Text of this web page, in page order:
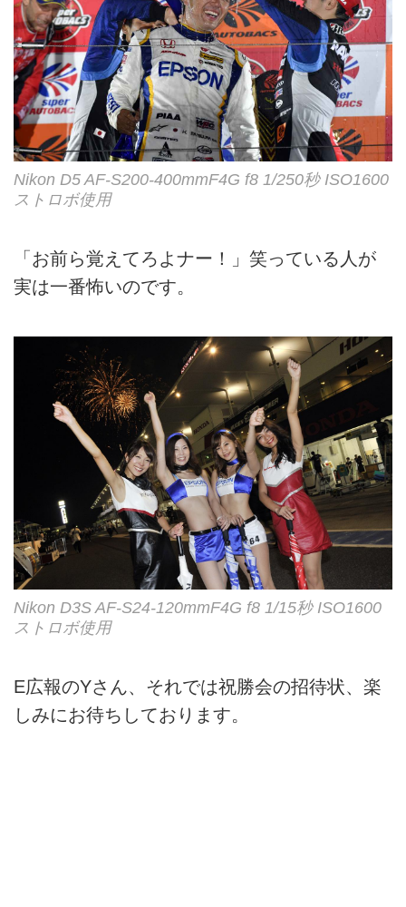
Nikon D5 AF-S200-400mmF4G f8 1/250秒 ISO1600
ストロボ使用
「お前ら覚えてろよナー！」笑っている人が
実は一番怖いのです。
Nikon D3S AF-S24-120mmF4G f8 1/15秒 ISO1600
ストロボ使用
E広報のYさん、それでは祝勝会の招待状、楽
しみにお待ちしております。